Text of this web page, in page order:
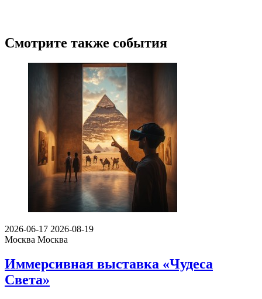
Смотрите также события
2026-06-17 2026-08-19
Москва Москва
Иммерсивная выставка «Чудеса
Света»